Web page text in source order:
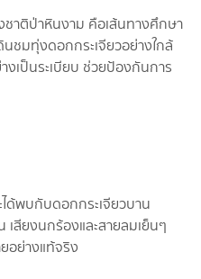
าติป่าหินงาม คือเส้นทางศึกษา
ชมทุ่งดอกกระเจียวอย่างใกล้
งเป็นระเบียบ ช่วยป้องกันการ
ด้พบกับดอกกระเจียวบาน
สียงนกร้องและสายลมเย็นๆ
อย่างแท้จริง